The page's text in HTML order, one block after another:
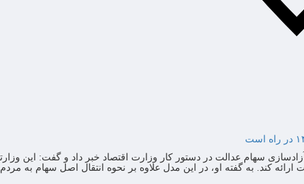
سهام عدالت در دستور کار وزارت اقتصاد خبر داد و گفت: این
کند. به گفته او، در این مدل علاوه بر نحوه انتقال اصل سهام به